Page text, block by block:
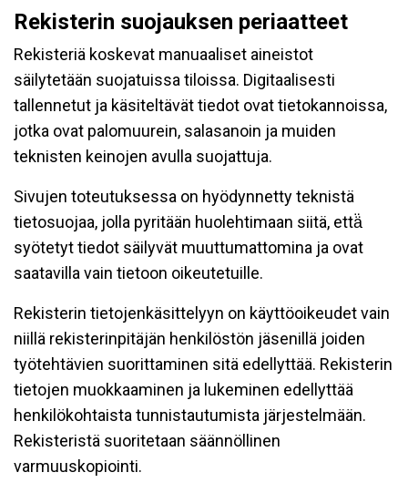
Rekisterin suojauksen periaatteet
Rekisteriä koskevat manuaaliset aineistot
säilytetään suojatuissa tiloissa. Digitaalisesti
tallennetut ja käsiteltävät tiedot ovat tietokannoissa,
jotka ovat palomuurein, salasanoin ja muiden
teknisten keinojen avulla suojattuja.
Sivujen toteutuksessa on hyödynnetty teknistä
tietosuojaa, jolla pyritään huolehtimaan siitä, että̈
syötetyt tiedot säilyvät muuttumattomina ja ovat
saatavilla vain tietoon oikeutetuille.
Rekisterin tietojenkäsittelyyn on käyttöoikeudet vain
niillä rekisterinpitäjän henkilöstön jäsenillä joiden
työtehtävien suorittaminen sitä edellyttää. Rekisterin
tietojen muokkaaminen ja lukeminen edellyttää
henkilökohtaista tunnistautumista järjestelmään.
Rekisteristä suoritetaan säännöllinen
varmuuskopiointi.